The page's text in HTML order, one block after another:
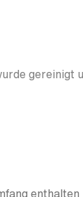
enthalten